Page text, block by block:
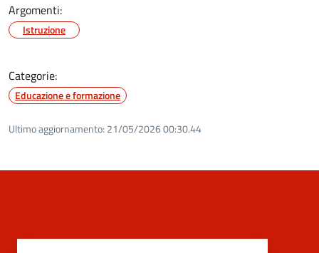
Argomenti:
Istruzione
Categorie:
Educazione e formazione
Ultimo aggiornamento: 21/05/2026 00:30.44